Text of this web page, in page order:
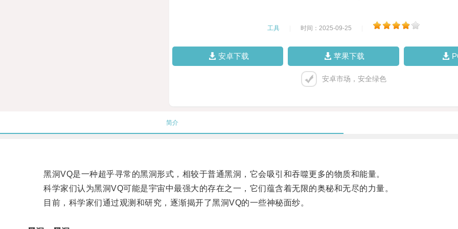
工具 时间：2025-09-25
安卓下载 苹果下载
安卓市场，安全绿色
简介
黑洞VQ是一种超乎寻常的黑洞形式，相较于普通黑洞，它会吸引和吞噬更多的物质和能量。
科学家们认为黑洞VQ可能是宇宙中最强大的存在之一，它们蕴含着无限的奥秘和无尽的力量。
目前，科学家们通过观测和研究，逐渐揭开了黑洞VQ的一些神秘面纱。